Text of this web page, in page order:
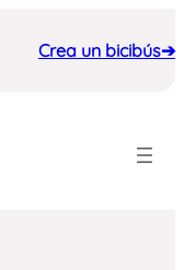
Crea un bicibús➔